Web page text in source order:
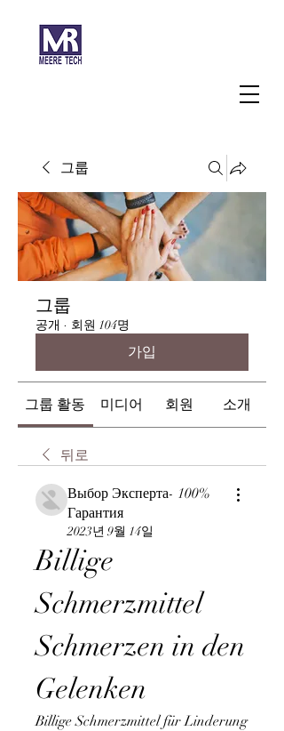
그룹
그룹
공개 · 회원 104명
가입
그룹 활동 미디어 회원 소개
뒤로
Выбор Эксперта- 100%
Гарантия
2023년 9월 14일
Billige
Schmerzmittel
Schmerzen in den
Gelenken
Billige Schmerzmittel für Linderung